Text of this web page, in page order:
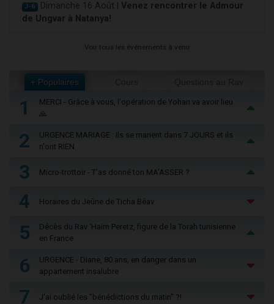
J-6 Dimanche 16 Août | Venez rencontrer le Admour
de Ungvar à Natanya!
Voir tous les événements à venir
+ Populaires
1
MERCI - Grâce à vous, l'opération de Yohan va avoir lieu
🙏
2
URGENCE MARIAGE : Ils se marient dans 7 JOURS et ils
n'ont RIEN
3 Micro-trottoir - T'as donné ton MA’ASSER ?
4 Horaires du Jeûne de Ticha Béav
5
Décès du Rav ‘Haïm Peretz, figure de la Torah tunisienne
en France
6
URGENCE - Diane, 80 ans, en danger dans un
appartement insalubre
7 J'ai oublié les "bénédictions du matin" ?!